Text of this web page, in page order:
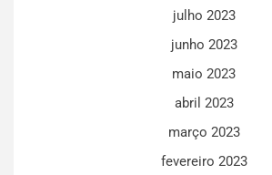
julho 2023
junho 2023
maio 2023
abril 2023
março 2023
fevereiro 2023